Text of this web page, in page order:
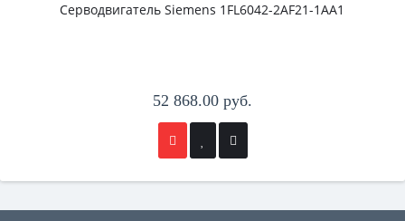
Серводвигатель Siemens 1FL6042-2AF21-1AA1
52 868.00 руб.